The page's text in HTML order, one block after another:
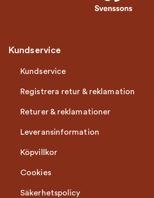
Kundservice
Kundservice
Registrera retur & reklamation
Returer & reklamationer
Leveransinformation
Köpvillkor
Cookies
Säkerhetspolicy